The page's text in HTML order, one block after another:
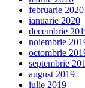
februarie 2020
ianuarie 2020
decembrie
noiembrie
octombrie
septembrie
august 2019
iulie 2019